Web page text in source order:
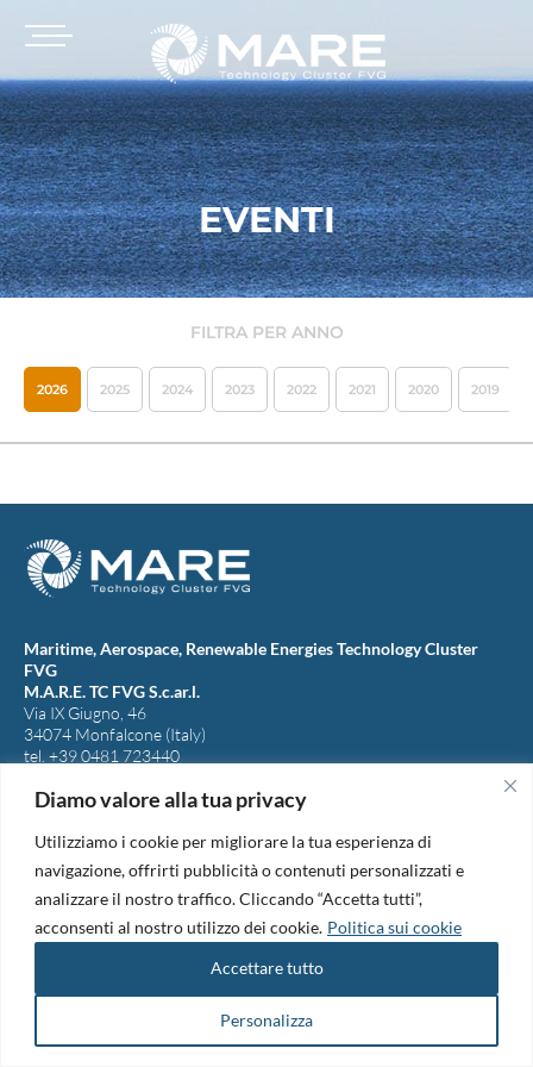
Diamo valore alla tua privacy
Utilizziamo i cookie per migliorare la tua esperienza di
navigazione, offrirti pubblicità o contenuti personalizzati e
analizzare il nostro traffico. Cliccando “Accetta tutti”,
acconsenti al nostro utilizzo dei cookie. Politica sui cookie
Personalizza
Accettare tutto
EVENTI
FILTRA PER ANNO
2026 2025 2024 2023 2022 2021 2020 2019
Maritime, Aerospace, Renewable Energies Technology Cluster
FVG
M.A.R.E. TC FVG S.c.ar.l.
Via IX Giugno, 46
34074 Monfalcone (Italy)
tel. +39 0481 723440
PEC:marefvg@legalmail.it
Copyright 2026. Design and development by B42
Avvisi